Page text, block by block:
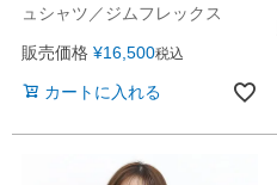
ュシャツ／ジムフレックス
販売価格 ¥16,500税込
カートに入れる